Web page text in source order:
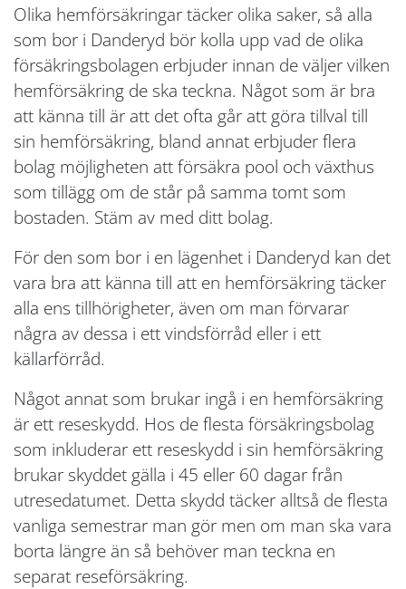
Olika hemförsäkringar täcker olika saker, så alla
som bor i Danderyd bör kolla upp vad de olika
försäkringsbolagen erbjuder innan de väljer vilken
hemförsäkring de ska teckna. Något som är bra
att känna till är att det ofta går att göra tillval till
sin hemförsäkring, bland annat erbjuder flera
bolag möjligheten att försäkra pool och växthus
som tillägg om de står på samma tomt som
bostaden. Stäm av med ditt bolag.
För den som bor i en lägenhet i Danderyd kan det
vara bra att känna till att en hemförsäkring täcker
alla ens tillhörigheter, även om man förvarar
några av dessa i ett vindsförråd eller i ett
källarförråd.
Något annat som brukar ingå i en hemförsäkring
är ett reseskydd. Hos de flesta försäkringsbolag
som inkluderar ett reseskydd i sin hemförsäkring
brukar skyddet gälla i 45 eller 60 dagar från
utresedatumet. Detta skydd täcker alltså de flesta
vanliga semestrar man gör men om man ska vara
borta längre än så behöver man teckna en
separat reseförsäkring.